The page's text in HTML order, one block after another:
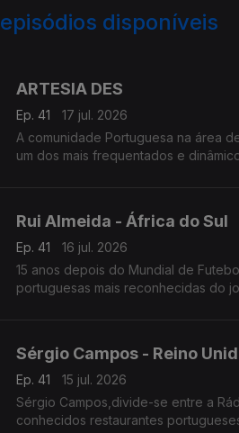
episódios disponíveis
ARTESIA DES
Ep. 41
17 jul. 2026
A comunidade Portuguesa na área
um dos mais frequentados e
Rui Almeida - África do Sul
Ep. 41
16 jul. 2026
15 anos depois do Mundial de
portuguesas mais reconhecidas do
Sérgio Campos - Reino
Ep. 41
15 jul. 2026
Sérgio Campos,divide-se entre a
conhecidos restaurantes